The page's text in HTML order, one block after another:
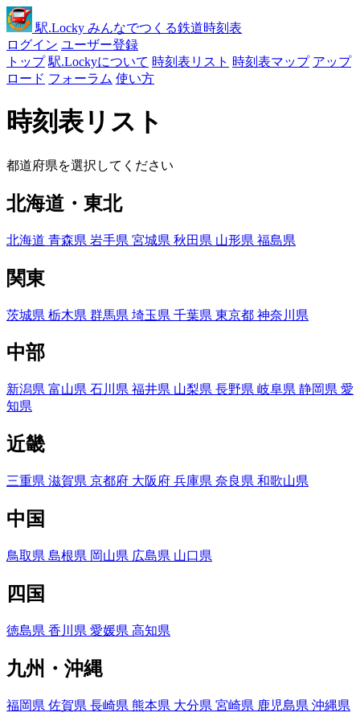
駅.Locky みんなでつくる鉄道時刻表
ログイン ユーザー登録
トップ 駅.Lockyについて 時刻表リスト 時刻表マップ アップ
ロード フォーラム 使い方
時刻表リスト
都道府県を選択してください
北海道・東北
北海道 青森県 岩手県 宮城県 秋田県 山形県 福島県
関東
茨城県 栃木県 群馬県 埼玉県 千葉県 東京都 神奈川県
中部
新潟県 富山県 石川県 福井県 山梨県 長野県 岐阜県 静岡県 愛
知県
近畿
三重県 滋賀県 京都府 大阪府 兵庫県 奈良県 和歌山県
中国
鳥取県 島根県 岡山県 広島県 山口県
四国
徳島県 香川県 愛媛県 高知県
九州・沖縄
福岡県 佐賀県 長崎県 熊本県 大分県 宮崎県 鹿児島県 沖縄県